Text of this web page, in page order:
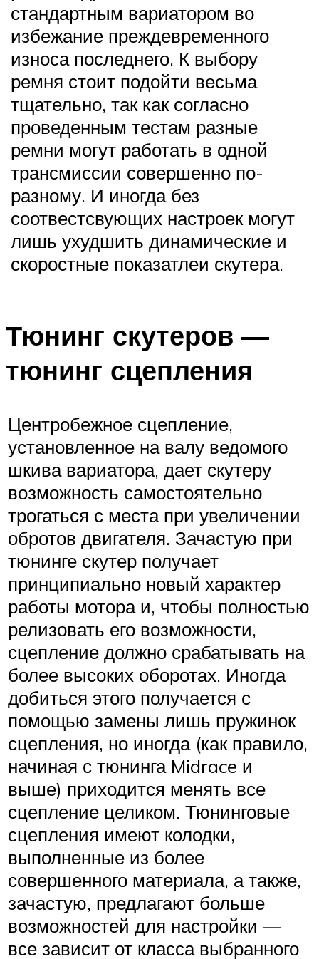
стандартным вариатором во
избежание преждевременного
износа последнего. К выбору
ремня стоит подойти весьма
тщательно, так как согласно
проведенным тестам разные
ремни могут работать в одной
трансмиссии совершенно по-
разному. И иногда без
соотвестсвующих настроек могут
лишь ухудшить динамические и
скоростные показатлеи скутера.
Тюнинг скутеров —
тюнинг сцепления
Центробежное сцепление,
установленное на валу ведомого
шкива вариатора, дает скутеру
возможность самостоятельно
трогаться с места при увеличении
обротов двигателя. Зачастую при
тюнинге скутер получает
принципиально новый характер
работы мотора и, чтобы полностью
релизовать его возможности,
сцепление должно срабатывать на
более высоких оборотах. Иногда
добиться этого получается с
помощью замены лишь пружинок
сцепления, но иногда (как правило,
начиная с тюнинга Midrace и
выше) приходится менять все
сцепление целиком. Тюнинговые
сцепления имеют колодки,
выполненные из более
совершенного материала, а также,
зачастую, предлагают больше
возможностей для настройки —
все зависит от класса выбранного